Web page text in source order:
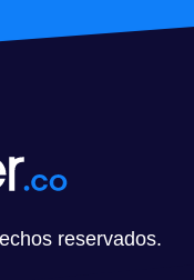
reservados.